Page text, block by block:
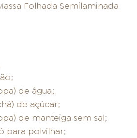
Folhada Semilaminada
de água;
de açúcar;
de manteiga sem sal;
para polvilhar;